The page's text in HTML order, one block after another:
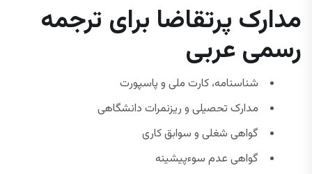
مدارک پرتقاضا برای ترجمه
رسمی عربی
شناسنامه، کارت ملی و پاسپورت
مدارک تحصیلی و ریزنمرات دانشگاهی
گواهی شغلی و سوابق کاری
گواهی عدم سوءپیشینه